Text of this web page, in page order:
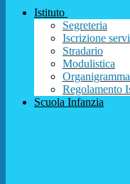
Istituto
Segreteria
Iscrizione
Stradario
Modulistica
Organigramma
Regolamento
Scuola Infanzia